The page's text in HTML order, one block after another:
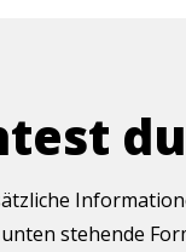
unten stehende